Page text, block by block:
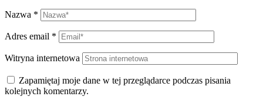
Nazwa *
Adres email *
Witryna internetowa
Zapamiętaj moje dane w tej przeglądarce podczas pisania
kolejnych komentarzy.